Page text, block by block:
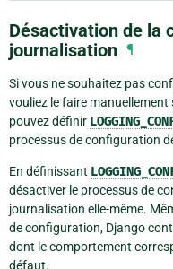
Désactivation de la
journalisation ¶
Si vous ne souhaitez pas
vouliez le faire
pouvez définir
processus de configuration
En définissant
désactiver le processus de
journalisation elle-même.
de configuration, Django
dont le comportement
défaut.